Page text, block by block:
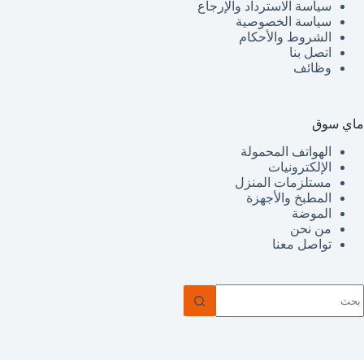
سياسة الاسترداد والإرجاع
سياسة الخصوصية
الشروط والأحكام
اتصل بنا
وظائف
ماي سوق
الهواتف المحمولة
الإلكترونيات
مستلزمات المنزل
المطبخ والأجهزة
الموضة
من نحن
تواصل معنا
توجد